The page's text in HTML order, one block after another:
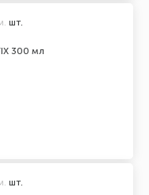
300 мл
шт.
шт.